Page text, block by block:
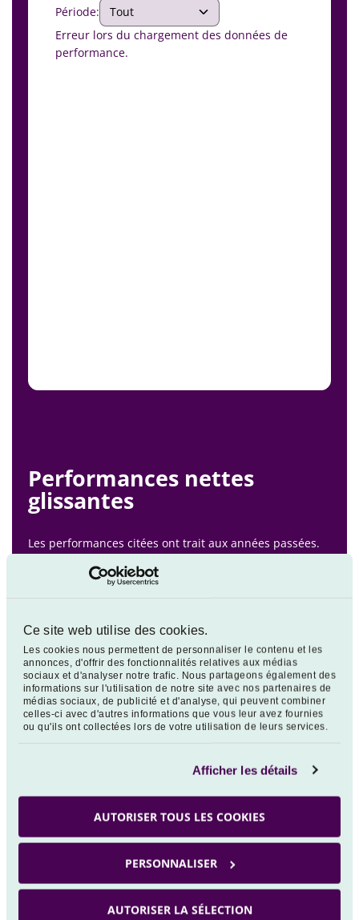
Ce site web utilise des cookies.
Les cookies nous permettent de personnaliser le contenu et les
annonces, d'offrir des fonctionnalités relatives aux médias
sociaux et d'analyser notre trafic. Nous partageons également des
informations sur l'utilisation de notre site avec nos partenaires de
médias sociaux, de publicité et d'analyse, qui peuvent combiner
celles-ci avec d'autres informations que vous leur avez fournies
ou qu'ils ont collectées lors de votre utilisation de leurs services.
Afficher les détails
AUTORISER TOUS LES COOKIES
PERSONNALISER
AUTORISER LA SÉLECTION
Période:
Erreur lors du chargement des données de
performance.
Performances nettes
glissantes
Les performances citées ont trait aux années passées.
fiable des performances futures.
Fonds
VEGA EURO RENDEMENT ISR R(C) EUR -0,38 %
BBGB EURO AGG TREAS 3-5Y TR €:
42.5% - BBGB EURO AGG TREAS 5-7Y